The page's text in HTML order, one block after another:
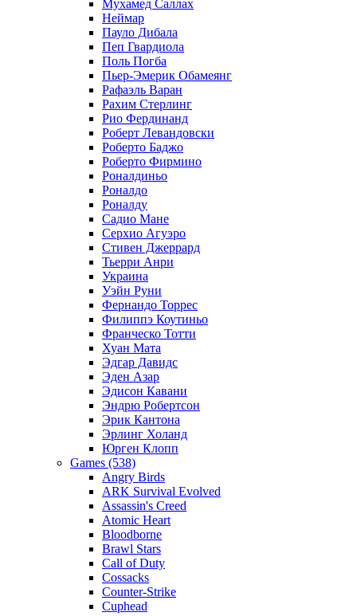
Мухамед Саллах
Неймар
Пауло Дибала
Пеп Гвардиола
Поль Погба
Пьер-Эмерик Обамеянг
Рафаэль Варан
Рахим Стерлинг
Рио Фердинанд
Роберт Левандовски
Роберто Баджо
Роберто Фирмино
Роналдиньо
Роналдо
Роналду
Садио Мане
Серхио Агуэро
Стивен Джеррард
Тьерри Анри
Украина
Уэйн Руни
Фернандо Торрес
Филиппэ Коутиньо
Франческо Тотти
Хуан Мата
Эдгар Давидс
Эден Азар
Эдисон Кавани
Эндрю Робертсон
Эрик Кантона
Эрлинг Холанд
Юрген Клопп
Games (538)
Angry Birds
ARK Survival Evolved
Assassin's Creed
Atomic Heart
Bloodborne
Brawl Stars
Call of Duty
Cossacks
Counter-Strike
Cuphead